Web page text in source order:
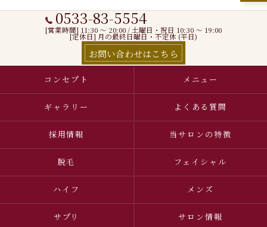
0533-83-5554
[営業時間] 11:30 〜 20:00 / 土曜日・祝日 10:30 ～ 19:00
[定休日] 月の最終日曜日・不定休 (平日)
お問い合わせはこちら
コンセプト メニュー
ギャラリー よくある質問
採用情報 当サロンの特徴
脱毛 フェイシャル
ハイフ メンズ
サプリ サロン情報